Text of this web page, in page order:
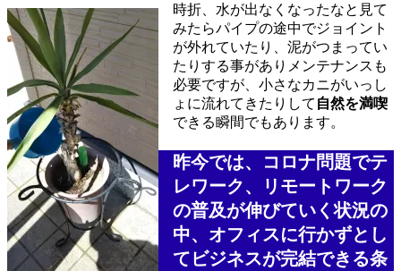
時折、水が出なくなったなと見て
みたらパイプの途中でジョイント
が外れていたり、泥がつまってい
たりする事がありメンテナンスも
必要ですが、小さなカニがいっし
ょに流れてきたりして 自然を満喫
できる瞬間でもあります。
昨今では、コロナ問題でテ
レワーク、リモートワーク
の普及が伸びていく状況の
中、オフィスに行かずとし
てビジネスが完結できる条